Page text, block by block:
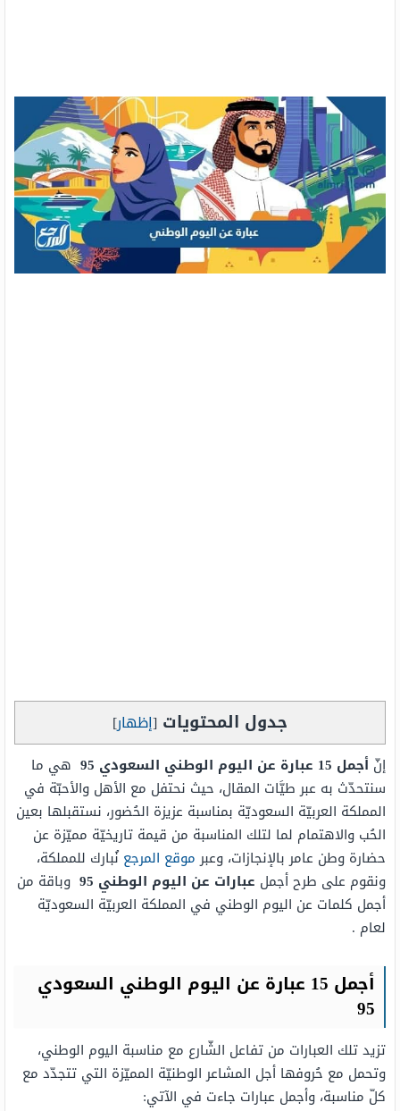
جدول المحتويات [إظهار]
إنّ أجمل 15 عبارة عن اليوم الوطني السعودي 95
هي ما
سنتحدّث به عبر طيَّات المقال، حيث نحتفل مع الأهل والأحبّة في
المملكة العربيّة السعوديّة بمناسبة عزيزة الحُضور، نستقبلها بعين
الحُب والاهتمام لما لتلك المناسبة من قيمة تاريخيّة مميّزة عن
حضارة وطن عامر بالإنجازات، وعبرموقع المرجع نُبارك للمملكة،
ونقوم على طرح أجمل عبارات عن اليوم الوطني 95
وباقة من
أجمل كلمات عن اليوم الوطني في المملكة العربيّة السعوديّة
لعام .
أجمل 15 عبارة عن اليوم الوطني السعودي
95
تزيد تلك العبارات من تفاعل الشّارع مع مناسبة اليوم الوطني،
وتحمل مع حُروفها أجل المشاعر الوطنيّة المميّزة التي تتجدّد مع
كلّ مناسبة، وأجمل عبارات جاءت في الآتي: